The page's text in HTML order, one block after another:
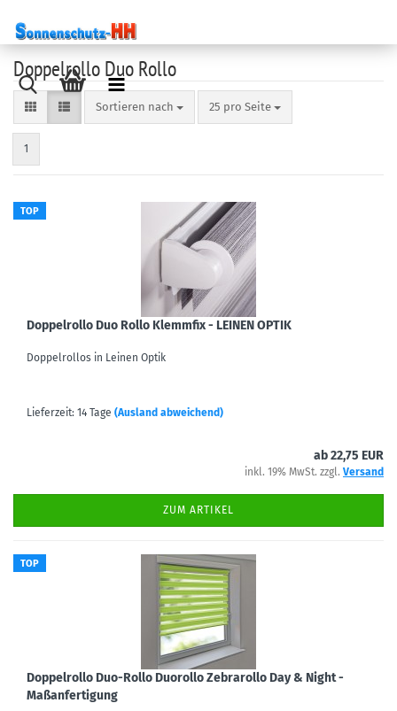
Doppelrollo Duo Rollo
Sortieren nach
Sortieren nach 25 pro Seite
pro Seite
1
TOP
Doppelrollo Duo Rollo Klemmfix - LEINEN OPTIK
Doppelrollos in Leinen Optik
Lieferzeit: 14 Tage (Ausland abweichend)
ab 22,75 EUR
inkl. 19% MwSt. zzgl. Versand
ZUM ARTIKEL
TOP
Doppelrollo Duo-Rollo Duorollo Zebrarollo Day & Night -
Maßanfertigung